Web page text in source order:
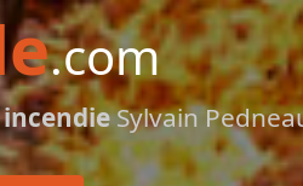
.com
Sylvain